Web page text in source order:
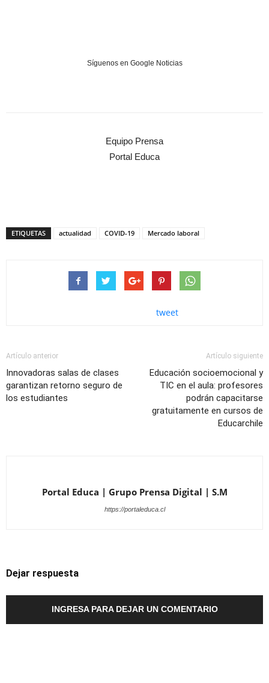
Síguenos en Google Noticias
Equipo Prensa
Portal Educa
ETIQUETAS actualidad COVID-19 Mercado laboral
tweet
Artículo anterior
Innovadoras salas de clases
garantizan retorno seguro de
los estudiantes
Artículo siguiente
Educación socioemocional y
TIC en el aula: profesores
podrán capacitarse
gratuitamente en cursos de
Educarchile
Portal Educa | Grupo Prensa Digital | S.M
https://portaleduca.cl
Dejar respuesta
INGRESA PARA DEJAR UN COMENTARIO